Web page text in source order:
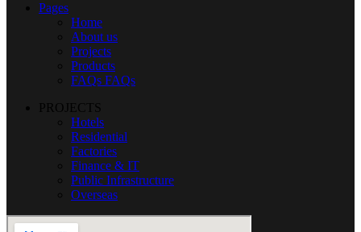
Pages
Home
About us
Projects
Products
FAQs FAQs
PROJECTS
Hotels
Residential
Factories
Finance & IT
Public Infrastructure
Overseas